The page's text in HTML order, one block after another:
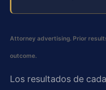
Attorney advertising. Prior
outcome.
Los resultados de